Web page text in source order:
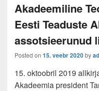
Akadeemiline
Eesti Teaduste
assotsieerunud
Posted on 15. veebr 2020by
15. oktoobril 2019
Akadeemia president